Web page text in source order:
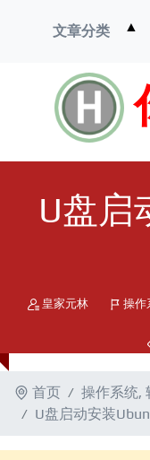
文章分类 ▲
U盘启
皇家元林 操作
首页 操作系统,
U盘启动安装